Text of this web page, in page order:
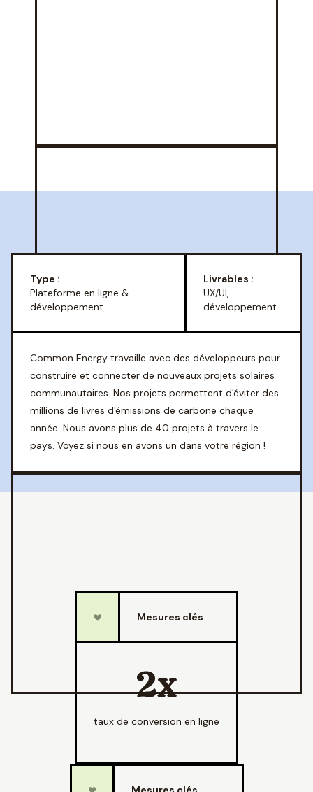
Type :
Plateforme en ligne &
développement
Livrables :
UX/UI,
développement
Common Energy travaille avec des développeurs pour
construire et connecter de nouveaux projets solaires
communautaires. Nos projets permettent d'éviter des
millions de livres d'émissions de carbone chaque
année. Nous avons plus de 40 projets à travers le
pays. Voyez si nous en avons un dans votre région !
Mesures clés
2x
taux de conversion en ligne